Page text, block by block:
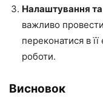
Налаштування
важливо
переконатися в
роботи.
Висновок